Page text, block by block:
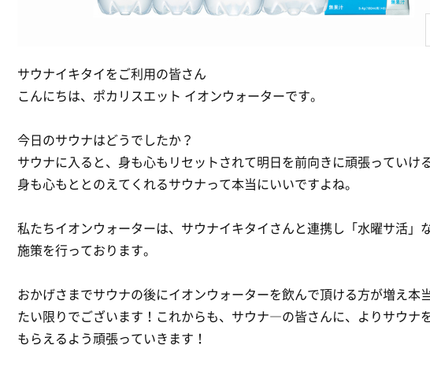
サウナイキタイをご利用の皆さん
こんにちは、ポカリスエット イオンウォーターです。
今日のサウナはどうでしたか？
サウナに入ると、身も心もリセットされて明日を前向きに頑張っていけ
身も心もととのえてくれるサウナって本当にいいですよね。
私たちイオンウォーターは、サウナイキタイさんと連携し「水曜サ活」
施策を行っております。
おかげさまでサウナの後にイオンウォーターを飲んで頂ける方が増え本
たい限りでございます！これからも、サウナ―の皆さんに、よりサウナ
もらえるよう頑張っていきます！